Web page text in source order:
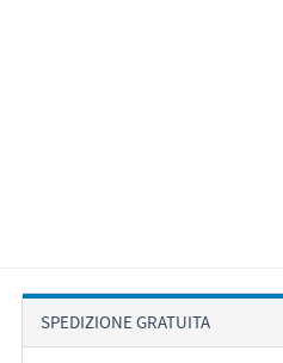
SPEDIZIONE GRATUITA